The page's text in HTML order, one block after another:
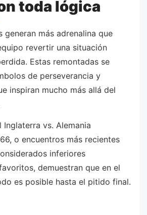
toda lógica
generan más adrenalina que
revertir una situación
Estas remontadas se
de perseverancia y
inspiran mucho más allá del
vs. Alemania
o encuentros más recientes
inferiores
demuestran que en el
es posible hasta el pitido final.